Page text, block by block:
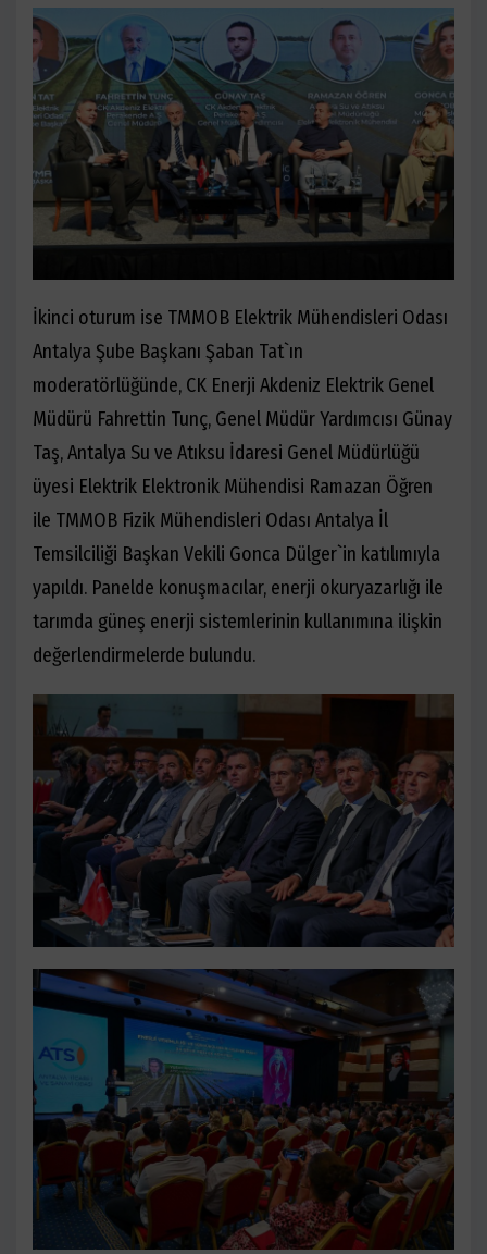
İkinci oturum ise TMMOB Elektrik Mühendisleri Odası
Antalya Şube Başkanı Şaban Tat`ın
moderatörlüğünde, CK Enerji Akdeniz Elektrik Genel
Müdürü Fahrettin Tunç, Genel Müdür Yardımcısı Günay
Taş, Antalya Su ve Atıksu İdaresi Genel Müdürlüğü
üyesi Elektrik Elektronik Mühendisi Ramazan Öğren
ile TMMOB Fizik Mühendisleri Odası Antalya İl
Temsilciliği Başkan Vekili Gonca Dülger`in katılımıyla
yapıldı. Panelde konuşmacılar, enerji okuryazarlığı ile
tarımda güneş enerji sistemlerinin kullanımına ilişkin
değerlendirmelerde bulundu.